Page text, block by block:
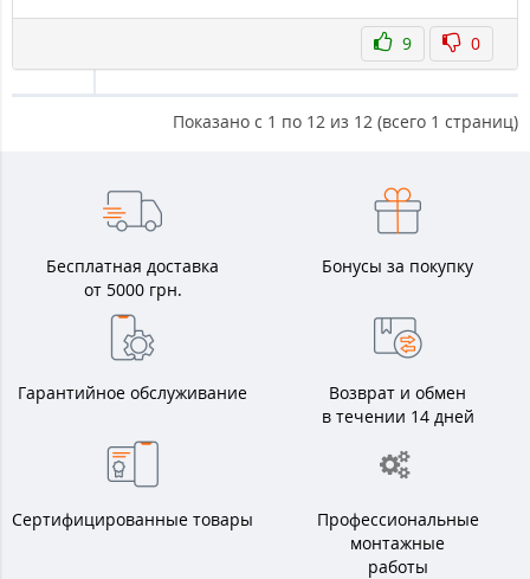
9 0
Показано с 1 по 12 из 12 (всего 1 страниц)
Бесплатная доставка
от 5000 грн.
Бонусы за покупку
Гарантийное обслуживание
Возврат и обмен
в течении 14 дней
Сертифицированные товары
Профессиональные
монтажные
работы